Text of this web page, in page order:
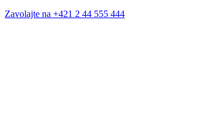
Zavolajte na +421 2 44 555 444